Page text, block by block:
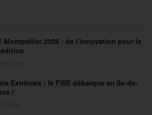
Montpellier 2026 : de l’innovation pour la
Extrêmes : le FISE débarque en Ile-de-
!